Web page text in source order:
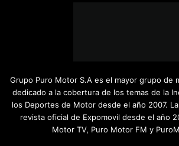
Grupo Puro Motor S.A es el mayor grupo de
dedicado a la cobertura de los temas de la
los Deportes de Motor desde el año 2007.
revista oficial de Expomovil desde el año
Motor TV, Puro Motor FM y